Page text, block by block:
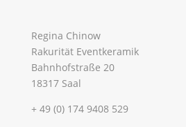
Regina Chinow
Rakurität Eventkeramik
Bahnhofstraße 20
18317 Saal
+ 49 (0) 174 9408 529